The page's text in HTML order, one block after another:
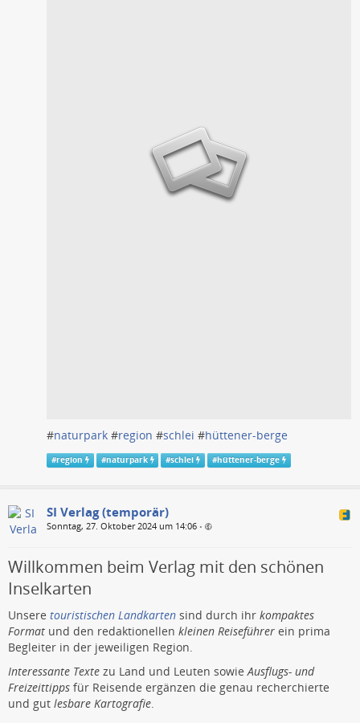
#naturpark #region #schlei #hüttener-berge
#region #naturpark #schlei #hüttener-berge
SI Verlag (temporär)
Sonntag, 27. Oktober 2024 um 14:06 •
Willkommen beim Verlag mit den schönen
Inselkarten
Unsere touristischen Landkarten sind durch ihr kompaktes
Format und den redaktionellen kleinen Reiseführer ein prima
Begleiter in der jeweiligen Region.
Interessante Texte zu Land und Leuten sowieAusflugs- und
Freizeittipps für Reisende ergänzen die genau recherchierte
und gut lesbare Kartografie.